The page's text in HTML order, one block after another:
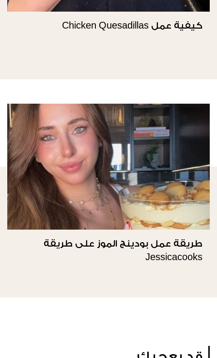
كيفية عمل Chicken Quesadillas
طريقة عمل بودينج الموز على طريقة
Jessicacooks